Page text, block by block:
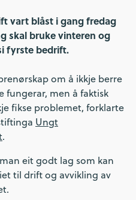
vart blåst i gang fredag
skal bruke vinteren og
fyrste bedrift.
om å ikkje berre
fungerar, men å faktisk
fikse problemet, forklarte
Ungt
.
eit godt lag som kan
til drift og avvikling av